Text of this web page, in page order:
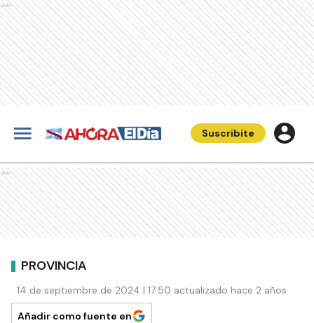
Ads
Suscribite
Ads
PROVINCIA
14 de septiembre de 2024 | 17:50 actualizado hace 2 años
Añadir como fuente en